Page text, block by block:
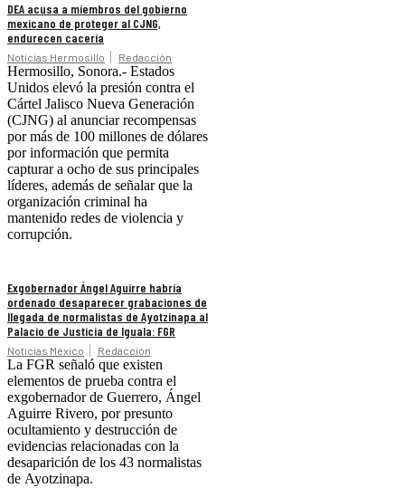
DEA acusa a miembros del gobierno
mexicano de proteger al CJNG,
endurecen cacería
Noticias Hermosillo Redacción
Hermosillo, Sonora.- Estados
Unidos elevó la presión contra el
Cártel Jalisco Nueva Generación
(CJNG) al anunciar recompensas
por más de 100 millones de dólares
por información que permita
capturar a ocho de sus principales
líderes, además de señalar que la
organización criminal ha
mantenido redes de violencia y
corrupción.
Exgobernador Ángel Aguirre habría
ordenado desaparecer grabaciones de
llegada de normalistas de Ayotzinapa al
Palacio de Justicia de Iguala: FGR
Noticias México Redacción
La FGR señaló que existen
elementos de prueba contra el
exgobernador de Guerrero, Ángel
Aguirre Rivero, por presunto
ocultamiento y destrucción de
evidencias relacionadas con la
desaparición de los 43 normalistas
de Ayotzinapa.